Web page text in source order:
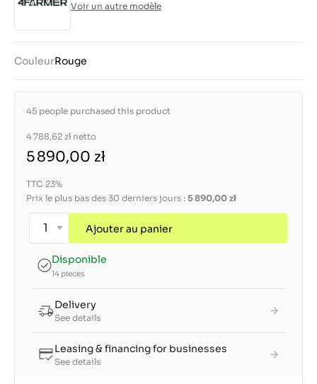
Voir un autre modèle
CouleurRouge
45 people purchased this product
4 788,62 zł netto
5 890,00 zł
TTC 23%
Prix le plus bas des 30 derniers jours : 5 890,00 zł
Ajouter au panier
Disponible
14 pieces
Delivery
See details
Leasing & financing for businesses
See details